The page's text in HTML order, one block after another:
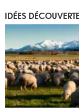
IDÉES